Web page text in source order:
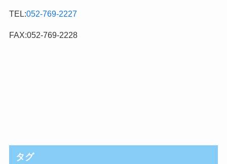
TEL:052-769-2227
FAX:052-769-2228
タグ